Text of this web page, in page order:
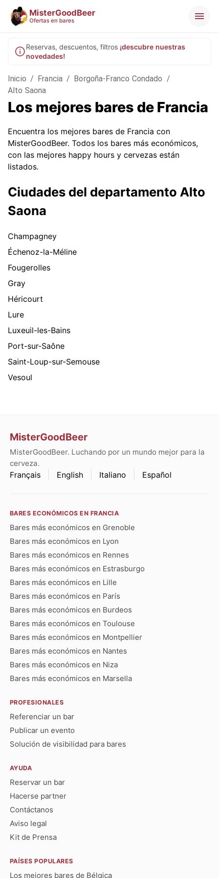
MisterGoodBeer
Ofertas en bares
Reservas, descuentos, filtros ¡descubre nuestras
novedades!
Inicio / Francia / Borgoña-Franco Condado /
Alto Saona
Los mejores bares de Francia
Encuentra los mejores bares de Francia con
MisterGoodBeer. Todos los bares más económicos,
con las mejores happy hours y cervezas están
listados.
Ciudades del departamento Alto
Saona
Champagney
Échenoz-la-Méline
Fougerolles
Gray
Héricourt
Lure
Luxeuil-les-Bains
Port-sur-Saône
Saint-Loup-sur-Semouse
Vesoul
MisterGoodBeer
MisterGoodBeer. Luchando por un mundo mejor para la
cerveza.
Français English Italiano Español
BARES ECONÓMICOS EN FRANCIA
Bares más económicos en Grenoble
Bares más económicos en Lyon
Bares más económicos en Rennes
Bares más económicos en Estrasburgo
Bares más económicos en Lille
Bares más económicos en París
Bares más económicos en Burdeos
Bares más económicos en Toulouse
Bares más económicos en Montpellier
Bares más económicos en Nantes
Bares más económicos en Niza
Bares más económicos en Marsella
PROFESIONALES
Referenciar un bar
Publicar un evento
Solución de visibilidad para bares
AYUDA
Reservar un bar
Hacerse partner
Contáctanos
Aviso legal
Kit de Prensa
PAÍSES POPULARES
Los mejores bares de Bélgica